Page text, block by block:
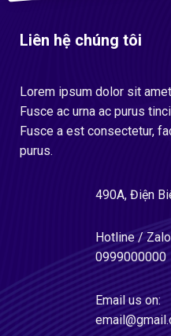
Liên hệ chúng tôi
Lorem ipsum dolor sit
Fusce ac urna ac purus
Fusce a est consectetur,
purus.
490A, Điện
Hotline /
0999000000
Email us on: